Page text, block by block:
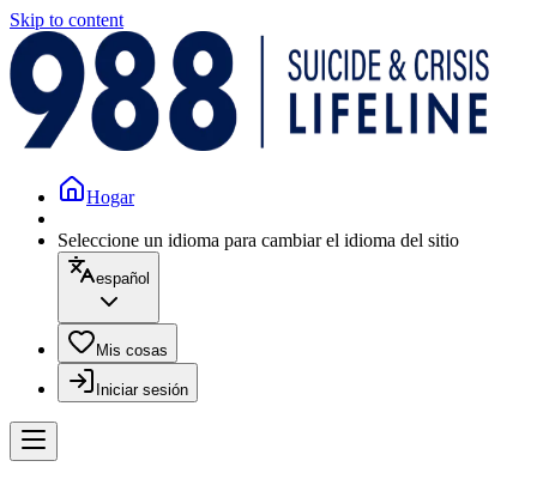
Skip to content
Hogar
Seleccione un idioma para cambiar el idioma del sitio
español
Mis cosas
Iniciar sesión